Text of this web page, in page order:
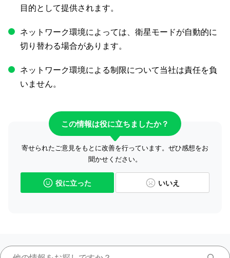
目的として提供されます。
ネットワーク環境によっては、衛星モードが自動的に
切り替わる場合があります。
ネットワーク環境による制限について当社は責任を負
いません。
この情報は役に立ちましたか？
寄せられたご意見をもとに改善を行っています。ぜひ感想をお
聞かせください。
役に立った いいえ